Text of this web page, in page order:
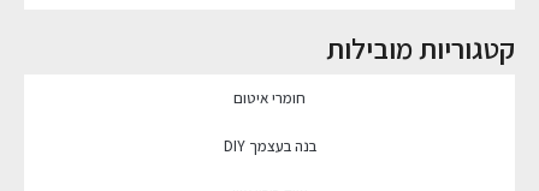
קטגוריות מובילות
חומרי איטום
בנה בעצמך DIY